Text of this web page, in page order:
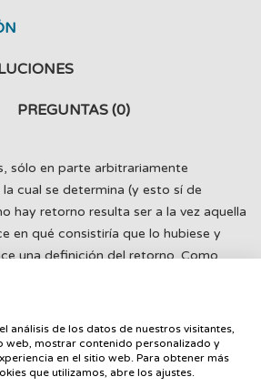
PREGUNTAS (0)
sólo en parte arbitrariamente
cual se determina (y esto sí de
hay retorno resulta ser a la vez aquella
en qué consistiría que lo hubiese y
una definición del retorno. Como
una selección de bloques
implicados.
análisis de los datos de nuestros visitantes,
web, mostrar contenido personalizado y
en el sitio web. Para obtener más
que utilizamos, abre los ajustes.